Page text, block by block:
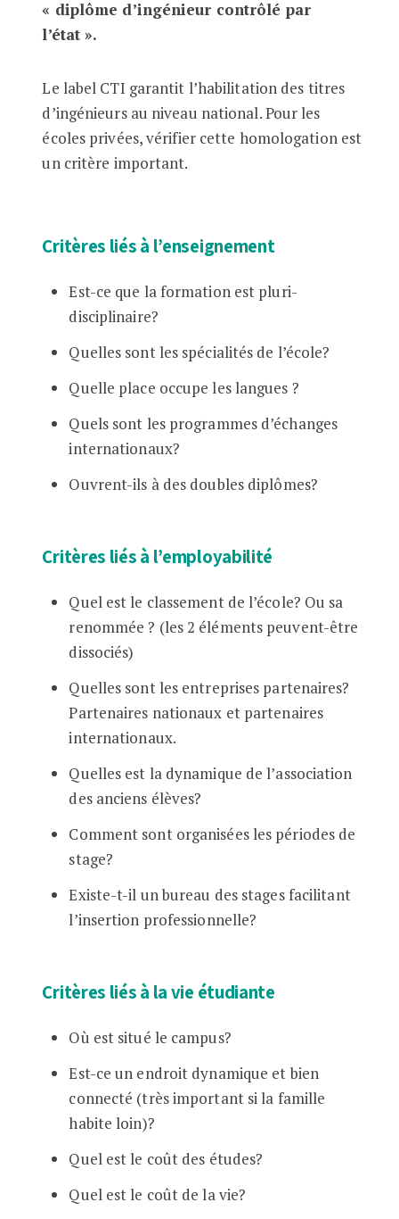
« diplôme d’ingénieur contrôlé par
l’état ».
Le label CTI garantit l’habilitation des titres
d’ingénieurs au niveau national. Pour les
écoles privées, vérifier cette homologation est
un critère important.
Critères liés à l’enseignement
Est-ce que la formation est pluri-
disciplinaire?
Quelles sont les spécialités de l’école?
Quelle place occupe les langues ?
Quels sont les programmes d’échanges
internationaux?
Ouvrent-ils à des doubles diplômes?
Critères liés à l’employabilité
Quel est le classement de l’école? Ou sa
renommée ? (les 2 éléments peuvent-être
dissociés)
Quelles sont les entreprises partenaires?
Partenaires nationaux et partenaires
internationaux.
Quelles est la dynamique de l’association
des anciens élèves?
Comment sont organisées les périodes de
stage?
Existe-t-il un bureau des stages facilitant
l’insertion professionnelle?
Critères liés à la vie étudiante
Où est situé le campus?
Est-ce un endroit dynamique et bien
connecté (très important si la famille
habite loin)?
Quel est le coût des études?
Quel est le coût de la vie?